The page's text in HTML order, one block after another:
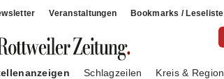
Veranstaltungen Bookmarks / Leseliste
Schlagzeilen Kreis & Region